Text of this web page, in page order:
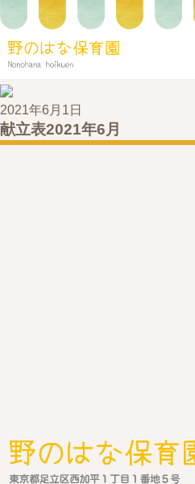
2021年6月1日
献立表2021年6月